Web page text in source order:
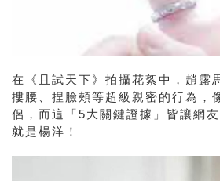
在《且試天下》拍攝花絮中，趙露
摟腰、捏臉頰等超級親密的行為，
侶，而這「5大關鍵證據」皆讓網
就是楊洋！